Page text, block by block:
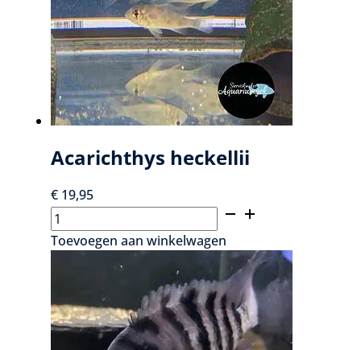
Acarichthys heckellii
€ 19,95
Acarichthys
heckellii
aantal
Toevoegen aan winkelwagen